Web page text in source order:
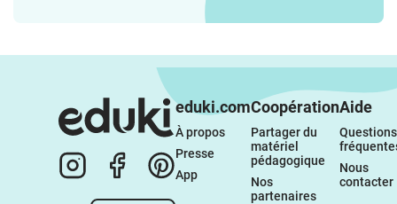
eduki.com
À propos
Presse
App
Coopération
Partager du
matériel
pédagogique
Nos
partenaires
Aide
Questions
Nous
contacter